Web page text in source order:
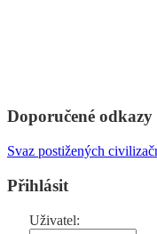
Doporučené odkazy
Svaz postižených
Přihlásit
Uživatel: